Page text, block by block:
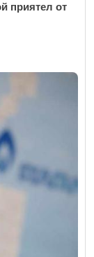
приятел от